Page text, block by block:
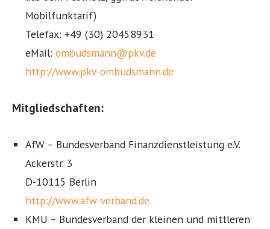
Mobilfunktarif)
Telefax: +49 (30) 20458931
eMail: ombudsmann@pkv.de
http://www.pkv-ombudsmann.de
Mitgliedschaften:
AfW – Bundesverband Finanzdienstleistung e.V.
Ackerstr. 3
D-10115 Berlin
http://www.afw-verband.de
KMU – Bundesverband der kleinen und mittleren